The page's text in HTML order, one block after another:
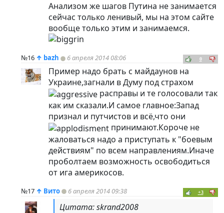
Анализом же шагов Путина не занимается
сейчас только ленивый, мы на этом сайте
вообще только этим и занимаемся.
№16 ↑ bazh 6 апреля 2014 08:06 0
Пример надо брать с майдаунов на
Украине,загнали в Думу под страхом
расправы и те голосовали так
как им сказали.И самое главное:Запад
признал и путчистов и всё,что они
принимают.Короче не
жаловаться надо а приступать к "боевым
действиям" по всем направлениям.Иначе
проболтаем возможность освободиться
от ига америкосов.
№17 ↑ Вито 6 апреля 2014 09:38 +3
Цитата: skrand2008